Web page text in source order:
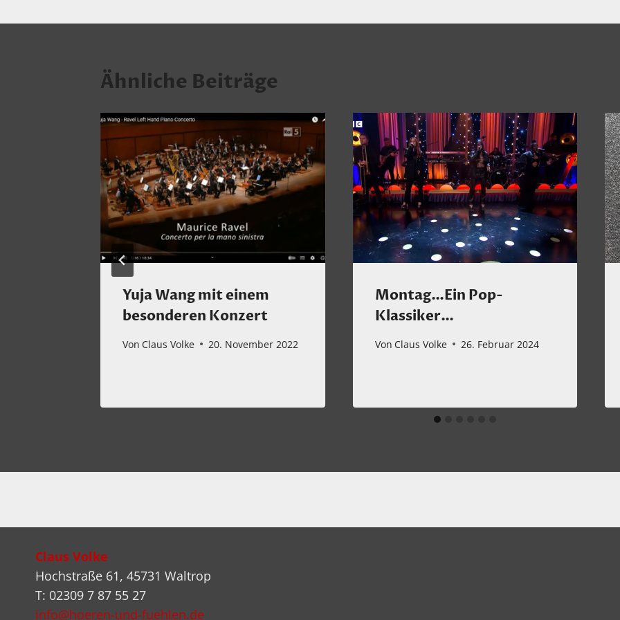
Ähnliche Beiträge
Yuja Wang mit einem
besonderen Konzert
Von Claus Volke 20. November 2022
Montag…Ein Pop-
Klassiker…
Von Claus Volke 26. Februar 2024
Claus Volke
Hochstraße 61, 45731 Waltrop
T: 02309 7 87 55 27
info@hoeren-und-fuehlen.de